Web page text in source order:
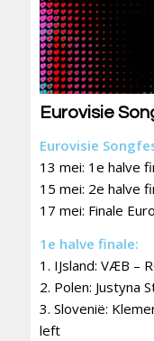
Eurovisie
Eurovisie
13 mei: 1e halve
15 mei: 2e halve
17 mei: Finale
1e halve finale:
1. IJsland: VÆB –
2. Polen: Justyna
3. Slovenië:
left